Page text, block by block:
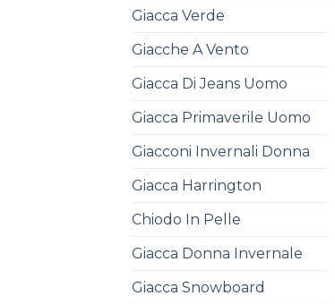
Giacca Verde
Giacche A Vento
Giacca Di Jeans Uomo
Giacca Primaverile Uomo
Giacconi Invernali Donna
Giacca Harrington
Chiodo In Pelle
Giacca Donna Invernale
Giacca Snowboard